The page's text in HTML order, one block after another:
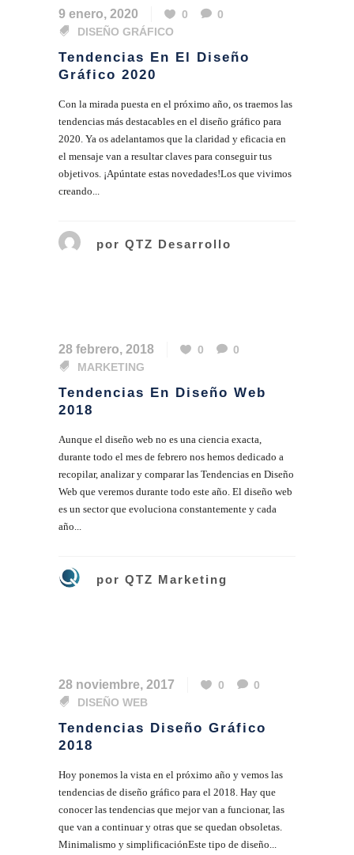
9 enero, 2020 0
0
DISEÑO GRÁFICO
Tendencias En El Diseño
Gráfico 2020
Con la mirada puesta en el próximo año, os traemos las
tendencias más destacables en el diseño gráfico para
2020. Ya os adelantamos que la claridad y eficacia en
el mensaje van a resultar claves para conseguir tus
objetivos. ¡Apúntate estas novedades!Los que vivimos
creando...
por QTZ Desarrollo
28 febrero, 2018 0
0
MARKETING
Tendencias En Diseño Web
2018
Aunque el diseño web no es una ciencia exacta,
durante todo el mes de febrero nos hemos dedicado a
recopilar, analizar y comparar las Tendencias en Diseño
Web que veremos durante todo este año. El diseño web
es un sector que evoluciona constantemente y cada
año...
por QTZ Marketing
28 noviembre, 2017 0
0
DISEÑO WEB
Tendencias Diseño Gráfico
2018
Hoy ponemos la vista en el próximo año y vemos las
tendencias de diseño gráfico para el 2018. Hay que
conocer las tendencias que mejor van a funcionar, las
que van a continuar y otras que se quedan obsoletas.
Minimalismo y simplificaciónEste tipo de diseño...